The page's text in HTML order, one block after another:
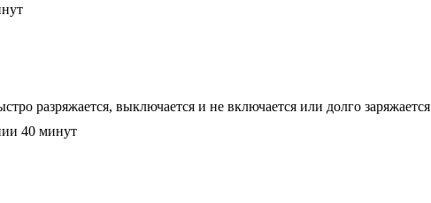
разряжается, выключается и не включается или долго заряжается
40 минут